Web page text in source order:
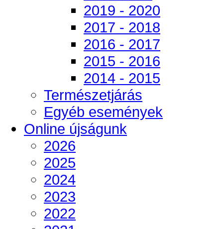
2019 - 2020
2017 - 2018
2016 - 2017
2015 - 2016
2014 - 2015
Természetjárás
Egyéb események
Online újságunk
2026
2025
2024
2023
2022